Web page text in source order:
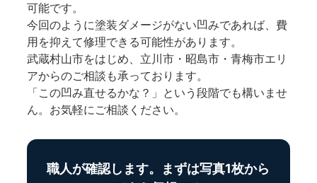
可能です。
今回のように塗装ダメージがない凹みであれば、費
用を抑えて修理できる可能性があります。
武蔵村山市をはじめ、立川市・昭島市・青梅市エリ
アからのご相談も承っております。
「この凹み直せるかな？」という段階でも構いませ
ん。お気軽にご相談ください。
職人が確認します。まずは写真1枚から